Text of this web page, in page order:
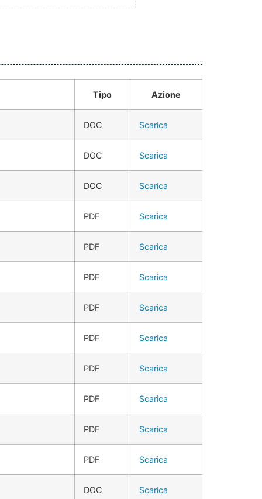
Tipo Azione
DOC Scarica
DOC Scarica
DOC Scarica
PDF Scarica
PDF Scarica
PDF Scarica
PDF Scarica
PDF Scarica
PDF Scarica
PDF Scarica
PDF Scarica
PDF Scarica
DOC Scarica